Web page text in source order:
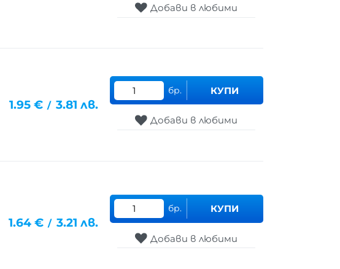
Добави в любими
1.95 € / 3.81 лв.
бр. КУПИ
Добави в любими
1.64 € / 3.21 лв.
бр. КУПИ
Добави в любими